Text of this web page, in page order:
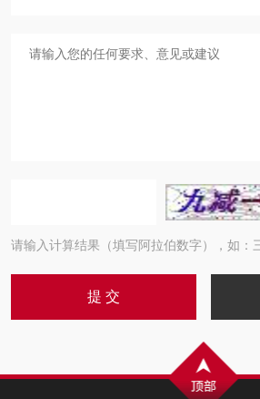
请输入计算结果（填写阿拉伯数字），如：